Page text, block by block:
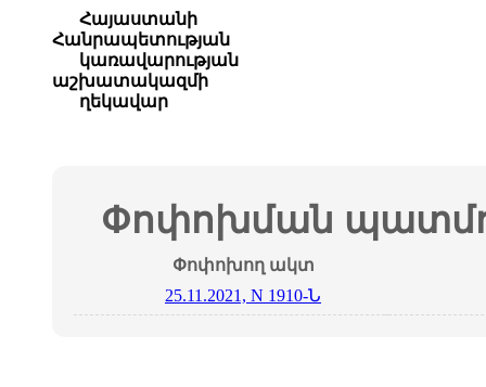
Հայաստանի
Հանրապետության
կառավարության
աշխատակազմի
ղեկավար
Փոփոխման
Փոփոխող ակտ
25.11.2021, N 1910-Ն